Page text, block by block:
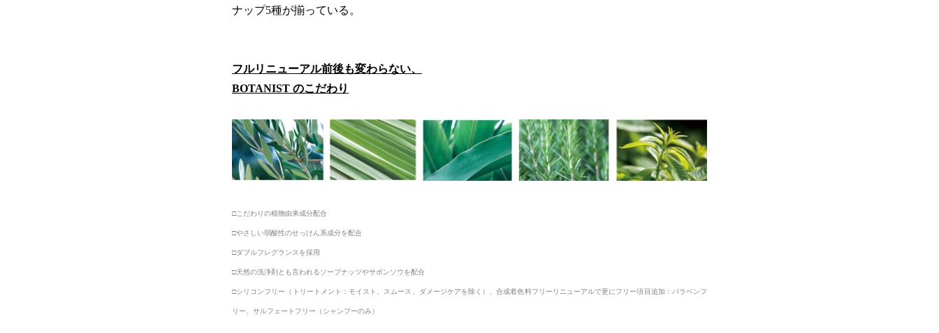
ナップ5種が揃っている。
フルリニューアル前後も変わらない、
BOTANIST のこだわり
□こだわりの植物由来成分配合
□やさしい弱酸性のせっけん系成分を配合
□ダブルフレグランスを採用
□天然の洗浄剤とも言われるソープナッツやサボンソウを配合
□シリコンフリー（トリートメント：モイスト、スムース、ダメージケアを除く）、合成着色料フリーリニューアルで更にフリー項目追加：パラベンフ
リー、サルフェートフリー（シャンプーのみ）